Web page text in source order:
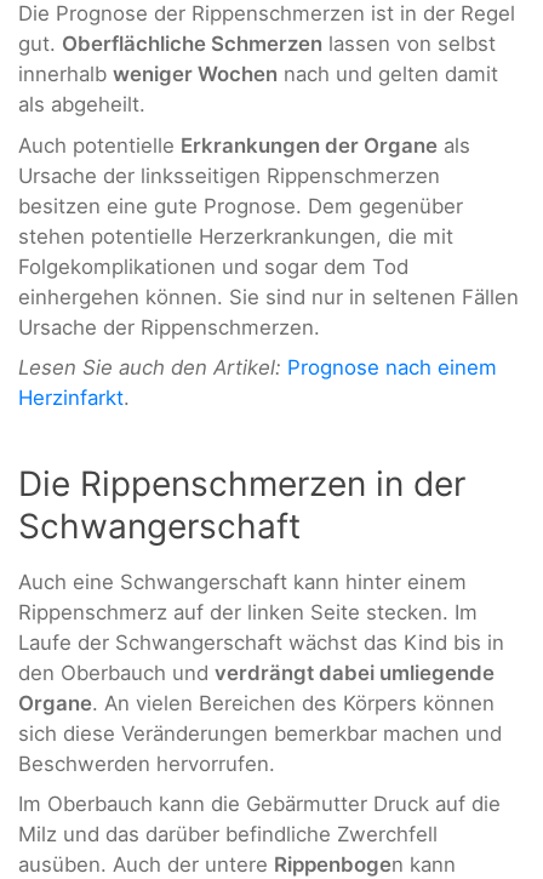
Die Prognose der Rippenschmerzen ist in der Regel
gut. Oberflächliche Schmerzen lassen von selbst
innerhalb weniger Wochen nach und gelten damit
als abgeheilt.
Auch potentielle Erkrankungen der Organe als
Ursache der linksseitigen Rippenschmerzen
besitzen eine gute Prognose. Dem gegenüber
stehen potentielle Herzerkrankungen, die mit
Folgekomplikationen und sogar dem Tod
einhergehen können. Sie sind nur in seltenen Fällen
Ursache der Rippenschmerzen.
Lesen Sie auch den Artikel: Prognose nach einem
Herzinfarkt.
Die Rippenschmerzen in der
Schwangerschaft
Auch eine Schwangerschaft kann hinter einem
Rippenschmerz auf der linken Seite stecken. Im
Laufe der Schwangerschaft wächst das Kind bis in
den Oberbauch und verdrängt dabei umliegende
Organe. An vielen Bereichen des Körpers können
sich diese Veränderungen bemerkbar machen und
Beschwerden hervorrufen.
Im Oberbauch kann die Gebärmutter Druck auf die
Milz und das darüber befindliche Zwerchfell
ausüben. Auch der untere Rippenbogen kann